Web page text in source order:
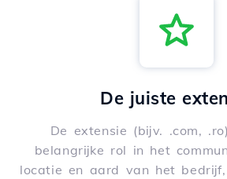
De juiste
De extensie (bijv. .com,
belangrijke rol in het
locatie en aard van het